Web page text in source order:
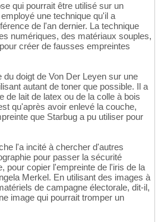
qui pourrait être utilisé sur un
une technique qu'il a
de l'an dernier. La technique
numériques, des matériaux souples,
créer de fausses empreintes
doigt de Von Der Leyen sur une
autant de toner que possible. Il a
de lait de latex ou de la colle à bois
qu'après avoir enlevé la couche,
que Starbug a pu utiliser pour
l'a incité à chercher d'autres
pour passer la sécurité
pour copier l'empreinte de l'iris de la
Merkel. En utilisant des images à
de campagne électorale, dit-il,
image qui pourrait tromper un